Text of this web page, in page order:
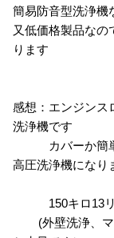
簡易防音型洗浄機
又低価格製品なの
ります
感想：エンジンス
洗浄機です
カバーか簡単
高圧洗浄機になり
150キロ13リ
(外壁洗浄、マ